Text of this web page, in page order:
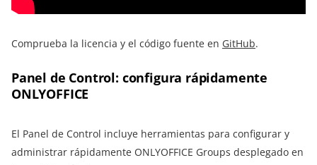
Comprueba la licencia y el código fuente en GitHub.
Panel de Control: configura rápidamente
ONLYOFFICE
El Panel de Control incluye herramientas para configurar y
administrar rápidamente ONLYOFFICE Groups desplegado en